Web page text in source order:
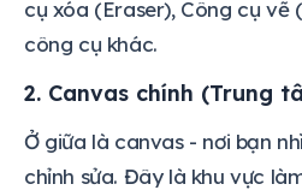
cụ xóa (Eraser), Công cụ vẽ
công cụ khác.
2. Canvas chính (Trung
Ở giữa là canvas - nơi bạn
chỉnh sửa. Đây là khu vực